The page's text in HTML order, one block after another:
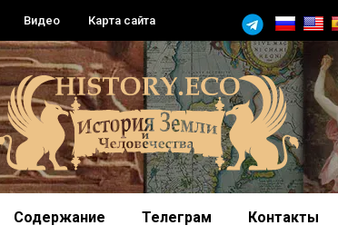
Видео Карта сайта
Содержание Телеграм Контакты